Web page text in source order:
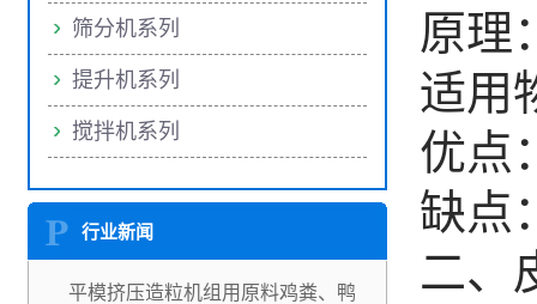
原理
适用
优点
缺点
二、
筛分机系列
提升机系列
搅拌机系列
行业新闻
平模挤压造粒机组用原料鸡粪、鸭